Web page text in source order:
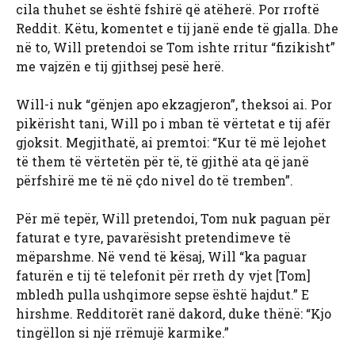
cila thuhet se është fshirë që atëherë. Por rroftë
Reddit. Këtu, komentet e tij janë ende të gjalla. Dhe
në to, Will pretendoi se Tom ishte rritur “fizikisht”
me vajzën e tij gjithsej pesë herë.
Will-i nuk “gënjen apo ekzagjeron”, theksoi ai. Por
pikërisht tani, Will po i mban të vërtetat e tij afër
gjoksit. Megjithatë, ai premtoi: “Kur të më lejohet
të them të vërtetën për të, të gjithë ata që janë
përfshirë me të në çdo nivel do të tremben”.
Për më tepër, Will pretendoi, Tom nuk paguan për
faturat e tyre, pavarësisht pretendimeve të
mëparshme. Në vend të kësaj, Will “ka paguar
faturën e tij të telefonit për rreth dy vjet [Tom]
mbledh pulla ushqimore sepse është hajdut.” E
hirshme. Redditorët ranë dakord, duke thënë: “Kjo
tingëllon si një rrëmujë karmike.”